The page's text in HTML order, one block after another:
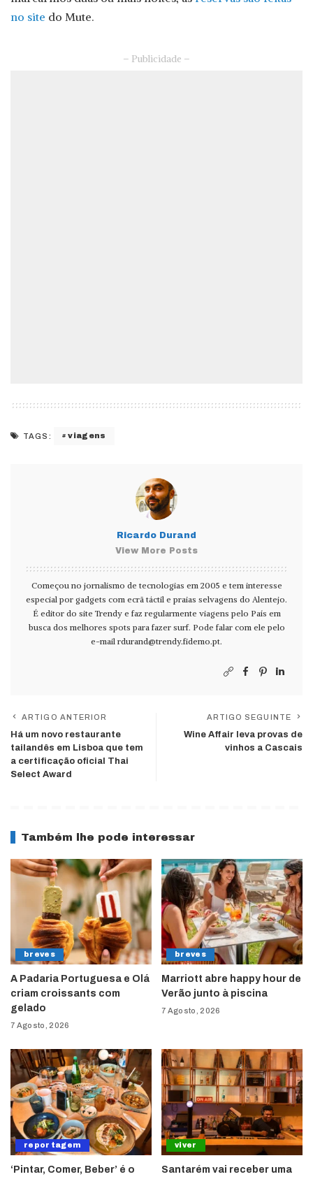
no site do Mute.
– Publicidade –
TAGS: viagens
Ricardo Durand
View More Posts
Começou no jornalismo de tecnologias em 2005 e tem interesse
especial por gadgets com ecrã táctil e praias selvagens do Alentejo.
É editor do site Trendy e faz regularmente viagens pelo País em
busca dos melhores spots para fazer surf. Pode falar com ele pelo
e-mail rdurand@trendy.fidemo.pt.
ARTIGO ANTERIOR
Há um novo restaurante
tailandês em Lisboa que tem
a certificação oficial Thai
Select Award
ARTIGO SEGUINTE
Wine Affair leva provas de
vinhos a Cascais
Também lhe pode interessar
breves
A Padaria Portuguesa e Olá
criam croissants com
gelado
7 Agosto, 2026
breves
Marriott abre happy hour de
Verão junto à piscina
7 Agosto, 2026
reportagem
‘Pintar, Comer, Beber’ é o
viver
Santarém vai receber uma